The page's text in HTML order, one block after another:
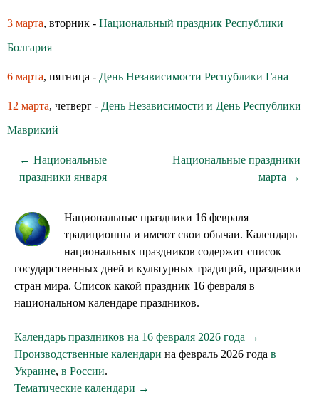
3 марта, вторник - Национальный праздник Республики
Болгария
6 марта, пятница - День Независимости Республики Гана
12 марта, четверг - День Независимости и День Республики
Маврикий
← Национальные
праздники января
Национальные праздники
марта →
Национальные праздники 16 февраля
традиционны и имеют свои обычаи. Календарь
национальных праздников содержит список
государственных дней и культурных традиций, праздники
стран мира. Список какой праздник 16 февраля в
национальном календаре праздников.
Календарь праздников на 16 февраля 2026 года →
Производственные календари на февраль 2026 года в
Украине, в России.
Тематические календари →